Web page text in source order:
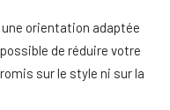
orientation adaptée
de réduire votre
sur le style ni sur la